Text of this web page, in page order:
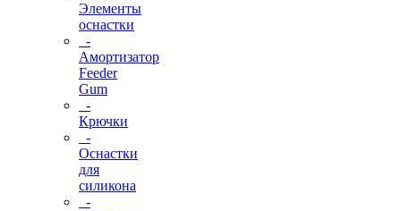
Элементы
оснастки
-
Амортизатор
Feeder
Gum
-
Крючки
-
Оснастки
для
силикона
-